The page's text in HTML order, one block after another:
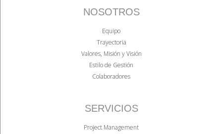
NOSOTROS
Equipo
Trayectoria
Valores, Misión y Visión
Estilo de Gestión
Colaboradores
SERVICIOS
Project Management